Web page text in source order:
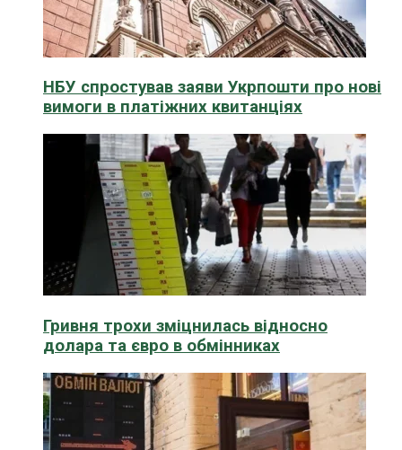
НБУ спростував заяви Укрпошти про нові
вимоги в платіжних квитанціях
Гривня трохи зміцнилась відносно
долара та євро в обмінниках